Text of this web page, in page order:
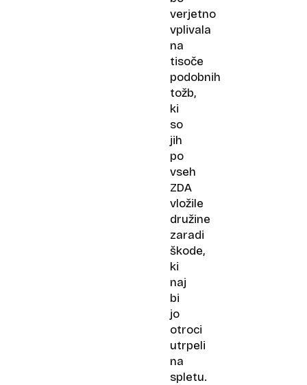
verjetno
vplivala
na
tisoče
podobnih
tožb,
ki
so
jih
po
vseh
ZDA
vložile
družine
zaradi
škode,
ki
naj
bi
jo
otroci
utrpeli
na
spletu.